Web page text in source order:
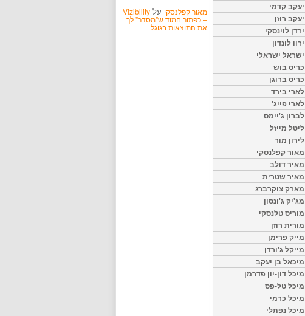
מאור קפלנסקי על Vizibility
– כפתור חמוד ש"מסדר" לך
את התוצאות בגוגל
יעקב קדמי
יעקב רוזן
ירדן לוינסקי
ירוו לונדון
ישראל ישראלי
כריס בוש
כריס ברוגן
לארי בירד
לארי פייג'
לברון ג'יימס
ליטל מייזל
לירון מור
מאור קפלנסקי
מאיר דולב
מאיר שטרית
מארק צוקרברג
מג'יק ג'ונסון
מוריס טלנסקי
מורית רוזן
מייק פרימן
מייקל ג'ורדן
מיכאל בן יעקב
מיכל דון-יון פדרמן
מיכל טל-פס
מיכל כרמי
מיכל נפתלי